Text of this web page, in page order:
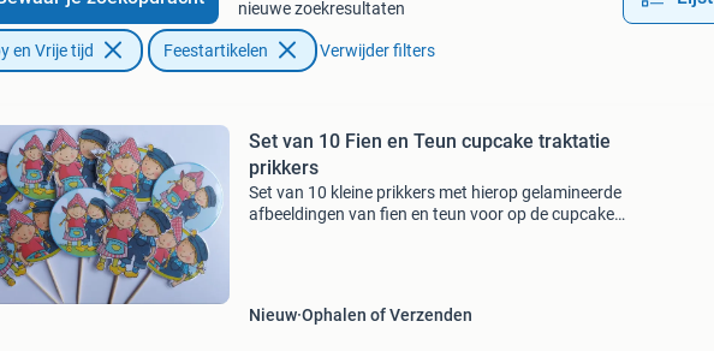
nieuwe zoekresultaten
en Vrije tijd Feestartikelen Verwijder filters
Set van 10 Fien en Teun cupcake traktatie
prikkers
Set van 10 kleine prikkers met hierop gelamineerde
afbeeldingen van fien en teun voor op de cupcake
Nieuw Ophalen of Verzenden